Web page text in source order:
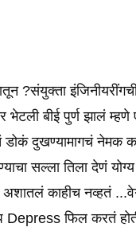
?संयुक्ता इंजिनीयरींगची
भेटली बीई पुर्ण झालं
दुखण्यामागचं नेमक
सल्ला तिला देणं
अशातलं काहीच नव्हतं
Depress फिल करतं